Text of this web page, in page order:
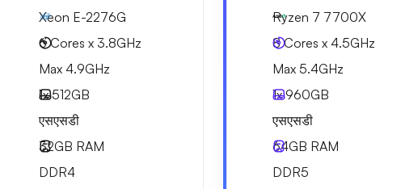
Xeon E-2276G
6 Cores x 3.8GHz
Max 4.9GHz
1x512GB
एसएसडी
32GB RAM
DDR4
Ryzen 7 7700X
8 Cores x 4.5GHz
Max 5.4GHz
1x960GB
एसएसडी
64GB RAM
DDR5